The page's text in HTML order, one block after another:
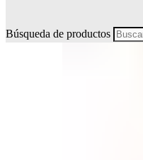
Búsqueda de productos